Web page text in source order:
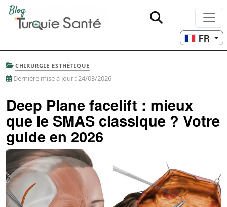
FR
CHIRURGIE ESTHÉTIQUE
Dernière mise à jour : 24/03/2026
Deep Plane facelift : mieux
que le SMAS classique ? Votre
guide en 2026